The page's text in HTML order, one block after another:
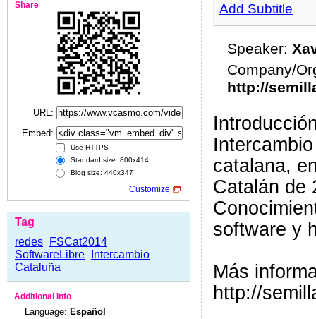
Share
URL:
Embed:
Use HTTPS
Standard size: 800x414
Blog size: 440x347
Customize
Tag
redes
FSCat2014
SoftwareLibre
Intercambio
Cataluña
Additional Info
Language: Español
Add Subtitle
Speaker:
Company/
http://
catalana,
Catalán de
software y
Más
http://